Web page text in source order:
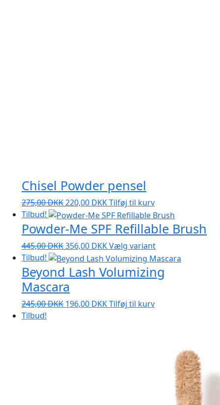
Chisel Powder pensel
275,00DKKDen
oprindelige
pris
var:
275,00 DKK.
220,00 DKKDen
aktuelle
pris
er:
220,00 DKK.
Tilføj til kurv
Tilbud!
Powder-Me SPF Refillable Brush
445,00DKKDen
oprindelige
pris
var:
445,00 DKK.
356,00 DKKDen
aktuelle
pris
er:
Vælg variantDette
vare
har
flere
varesiden
Tilbud!
Beyond Lash Volumizing
Mascara
245,00DKK Den
196,00 DKKDen
Tilføj til kurv
Tilbud!